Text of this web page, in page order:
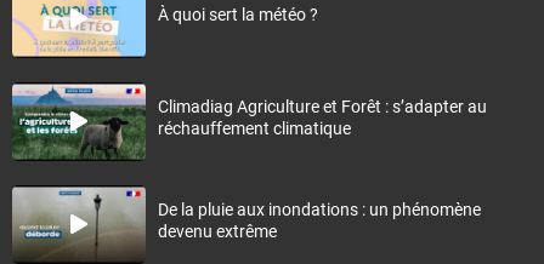
À quoi sert la météo ?
Climadiag Agriculture et Forêt : s’adapter au
réchauffement climatique
De la pluie aux inondations : un phénomène
devenu extrême